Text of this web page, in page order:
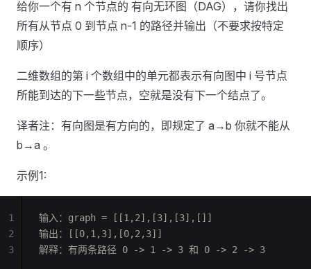
给你一个有 n 个节点的 有向无环图（DAG），请你找出
所有从节点 0 到节点 n-1 的路径并输出（不要求按特定
顺序）
二维数组的第 i 个数组中的单元都表示有向图中 i 号节点
所能到达的下一些节点，空就是没有下一个结点了。
译者注：有向图是有方向的，即规定了 a→b 你就不能从
b→a 。
示例1:
输入：graph = [[1,2],[3],[3],[]]
输出：[[0,1,3],[0,2,3]]
解释：有两条路径 0 -> 1 -> 3 和 0 -> 2 -> 3
1
2
3